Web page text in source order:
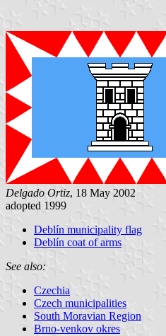
Delgado Ortiz, 18 May 2002
adopted 1999
Deblín municipality flag
Deblín coat of arms
See also:
Czechia
Czech municipalities
South Moravian Region
Brno-venkov okres